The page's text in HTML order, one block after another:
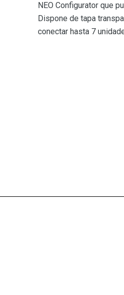
NEO Configurator que
Dispone de tapa
conectar hasta 7